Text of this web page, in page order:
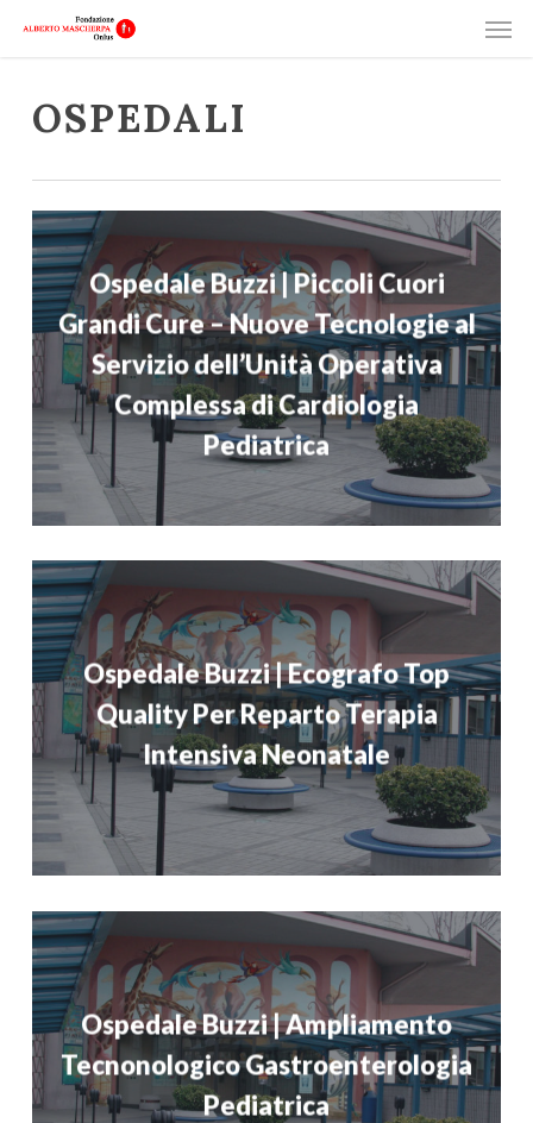
contentOSPEDALI
Ospedale Buzzi | Piccoli Cuori
Grandi Cure – Nuove Tecnologie al
Servizio dell’Unità Operativa
Complessa di Cardiologia
Pediatrica
Ospedale Buzzi | Ecografo Top
Quality Per Reparto Terapia
Intensiva Neonatale
Ospedale Buzzi | Ampliamento
Tecnonologico Gastroenterologia
Pediatrica
Menu